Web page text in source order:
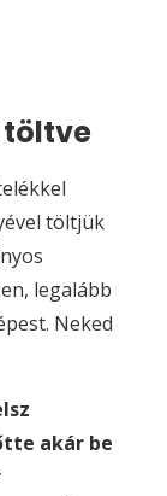
töltve
töltjük
legalább
Neked
akár be